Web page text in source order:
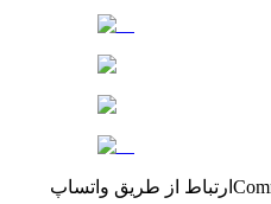
ارتباط از طریق واتساپ